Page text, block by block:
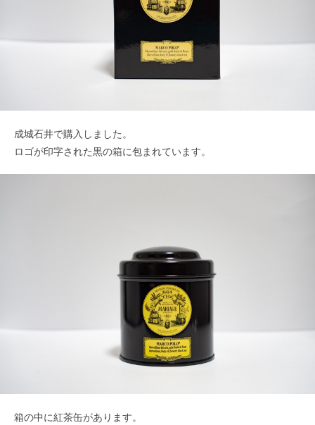
成城石井で購入しました。
ロゴが印字された黒の箱に包まれています。
箱の中に紅茶缶があります。